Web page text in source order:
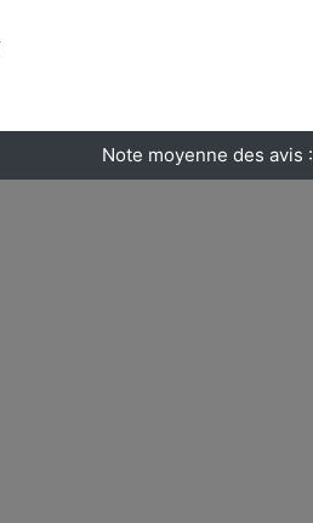
Note moyenne des avis :